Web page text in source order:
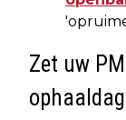
Zet uw